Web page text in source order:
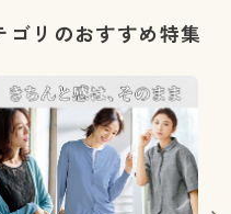
ゴリのおすすめ特集